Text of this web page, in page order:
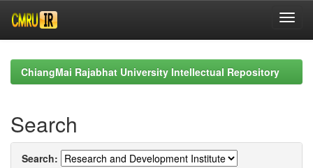
navigationChiangMai Rajabhat University Intellectual Repository
Search
Search: